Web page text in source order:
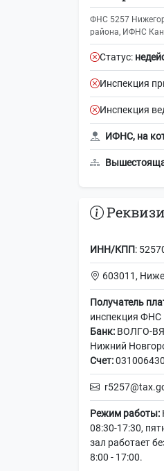
ФНС 5257
района, ИФНС
Статус:
Инспекция
Инспекция
ИФНС, на
ИНН/КПП:
603011,
Получатель
инспекция ФНС
Банк: ВОЛГО-
Нижний
Счет:
Режим работы:
08:30-17:30,
зал работает
8:00 - 17:00.